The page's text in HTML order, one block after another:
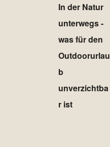
In der Natur
unterwegs -
was für den
Outdoorurlau
b
unverzichtba
r ist